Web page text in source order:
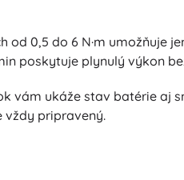
0,5 do 6 N·m umožňuje
poskytuje plynulý výkon
vám ukáže stav batérie aj
vždy pripravený.